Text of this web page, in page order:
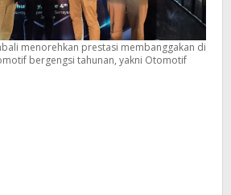
menorehkan prestasi membanggakan di
bergengsi tahunan, yakni Otomotif